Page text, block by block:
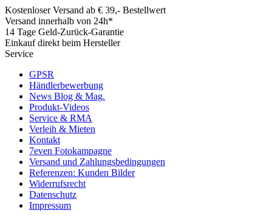
Kostenloser Versand ab € 39,- Bestellwert
Versand innerhalb von 24h*
14 Tage Geld-Zurück-Garantie
Einkauf direkt beim Hersteller
Service
GPSR
Händlerbewerbung
News Blog & Mag.
Produkt-Videos
Service & RMA
Verleih & Mieten
Kontakt
7even Fotokampagne
Versand und Zahlungsbedingungen
Referenzen: Kunden Bilder
Widerrufsrecht
Datenschutz
Impressum